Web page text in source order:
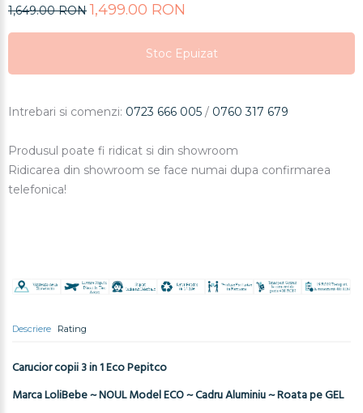
1,649.00 RON 1,499.00 RON
Stoc Epuizat
Stoc Epuizat
Intrebari si comenzi: 0723 666 005 / 0760 317 679
Produsul poate fi ridicat si din showroom
Ridicarea din showroom se face numai dupa confirmarea
telefonica!
Descriere Rating
Carucior copii 3 in 1 Eco Pepitco
Marca LoliBebe ~ NOUL Model ECO ~ Cadru Aluminiu ~ Roata pe GEL